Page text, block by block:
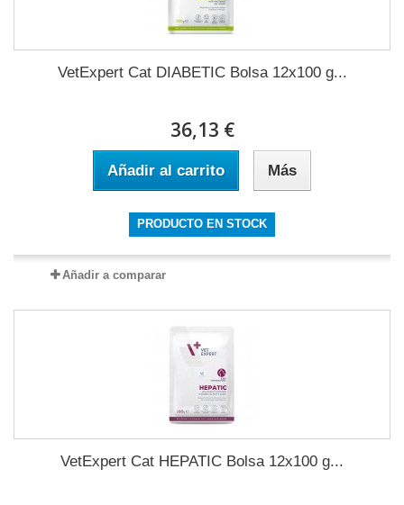
VetExpert Cat DIABETIC Bolsa 12x100 g...
36,13 €
Añadir al carrito Más
PRODUCTO EN STOCK
Añadir a comparar
VetExpert Cat HEPATIC Bolsa 12x100 g...